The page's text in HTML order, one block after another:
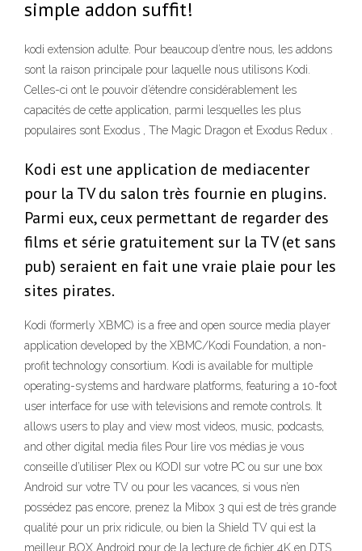
simple addon suffit!
kodi extension adulte. Pour beaucoup d’entre nous, les addons
sont la raison principale pour laquelle nous utilisons Kodi.
Celles-ci ont le pouvoir d’étendre considérablement les
capacités de cette application, parmi lesquelles les plus
populaires sont Exodus , The Magic Dragon et Exodus Redux .
Kodi est une application de mediacenter
pour la TV du salon très fournie en plugins.
Parmi eux, ceux permettant de regarder des
films et série gratuitement sur la TV (et sans
pub) seraient en fait une vraie plaie pour les
sites pirates.
Kodi (formerly XBMC) is a free and open source media player
application developed by the XBMC/Kodi Foundation, a non-
profit technology consortium. Kodi is available for multiple
operating-systems and hardware platforms, featuring a 10-foot
user interface for use with televisions and remote controls. It
allows users to play and view most videos, music, podcasts,
and other digital media files Pour lire vos médias je vous
conseille d’utiliser Plex ou KODI sur votre PC ou sur une box
Android sur votre TV ou pour les vacances, si vous n’en
possédez pas encore, prenez la Mibox 3 qui est de très grande
qualité pour un prix ridicule, ou bien la Shield TV qui est la
meilleur BOX Android pour de la lecture de fichier 4K en DTS